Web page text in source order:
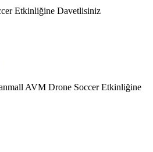
AVM Drone Soccer Etkinliğine